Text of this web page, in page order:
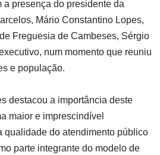
a presença do presidente da
Mário Constantino Lopes,
Freguesia de Cambeses, Sérgio
num momento que reuniu
e população.
destacou a importância deste
maior e imprescindível
qualidade do atendimento público
parte integrante do modelo de